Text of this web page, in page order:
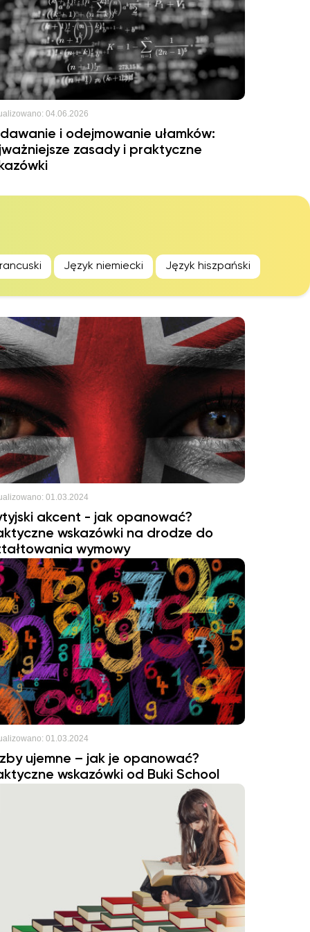
04.06.2026
i odejmowanie ułamków:
zasady i praktyczne
Język niemiecki Język hiszpański
01.03.2024
akcent - jak opanować?
wskazówki na drodze do
wymowy
01.03.2024
ujemne – jak je opanować?
wskazówki od Buki School